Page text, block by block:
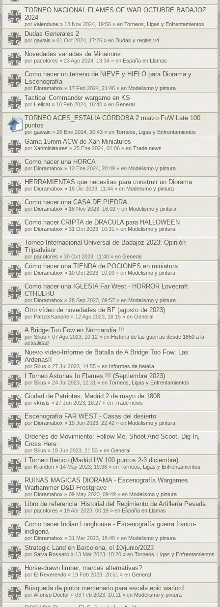
TORNEO NACIONAL FLAMES OF WAR OCTUBRE BADAJOZ
2024
por valendune » 13 Nov 2024, 19:56 » en Torneos, Ligas y Enfrentamientos
Dudas Generales 2
por gawain » 01 Oct 2024, 17:26 » en Dudas y reglas v4
Novedades variadas de Minairons
por pacofores » 23 Ago 2024, 13:34 » en España en Llamas
Como hacer un terreno de NIEVE y HIELO para Diorama y
Escenografía
por Dioramabox » 17 Feb 2024, 21:46 » en Modelismo y pintura
Tactical Commander wargame en KS
por Hellcat » 10 Feb 2024, 16:40 » en General
TORNEO ACES_ESTALIA CÓRDOBA 2 marzo FoW Late 100
puntos
por gawain » 26 Ene 2024, 20:43 » en Torneos, Ligas y Enfrentamientos
Gama 15mm ACW de Xan Miniatures
por Xanminiatures » 25 Ene 2024, 01:06 » en Trade news
Como hacer una HORCA
por Dioramabox » 12 Ene 2024, 20:49 » en Modelismo y pintura
HERRAMIENTAS que necesitas para construir un Diorama
por Dioramabox » 18 Dic 2023, 11:44 » en Modelismo y pintura
Como hacer una CASA DE PIEDRA
por Dioramabox » 18 Nov 2023, 16:02 » en Modelismo y pintura
Como hacer CRIPTA de DRACULA para HALLOWEEN
por Dioramabox » 31 Oct 2023, 10:31 » en Modelismo y pintura
Torneo Internacional Universal de Badajoz 2023: Opinión
Tripadvisor
por pacofores » 30 Oct 2023, 11:40 » en General
Cómo hacer una TIENDA de POCIONES en miniatura
por Dioramabox » 10 Oct 2023, 10:09 » en Modelismo y pintura
Como hacer una IGLESIA Far West - HORROR Lovecraft
CTHULHU
por Dioramabox » 28 Sep 2023, 09:57 » en Modelismo y pintura
Otro vídeo de novedades de BF (agosto de 2023)
por PanzerKanone » 12 Ago 2023, 18:15 » en General
A Bridge Too Fow en Normandía !!!
por Silius » 07 Ago 2023, 10:12 » en Historia de las guerras desde 1850 a la
actualidad
Nuevo video-Informe de Batalla de A Bridge Too Fow: Las
Ardenas!!
por Silius » 27 Jul 2023, 14:55 » en Informes de batalla
I Torneo Asturias In Flames !!! (Septiembre 2023)
por Silius » 24 Jul 2023, 12:31 » en Torneos, Ligas y Enfrentamientos
Ciudad de Patriotas, Madrid 2 de mayo de 1808
por vkrisis » 27 Jun 2023, 18:27 » en Trade news
Escenografía FAR WEST - Casas del desierto
por Dioramabox » 19 Jun 2023, 22:42 » en Modelismo y pintura
Ordenes de Movimiento: Follow Me, Shoot And Scoot, Dig In,
Cross Here
por Silius » 19 Jun 2023, 21:53 » en General
I Torneo Ibérico (Madrid LW 100 puntos 2-3 diciembre)
por Kranden » 14 May 2023, 19:38 » en Torneos, Ligas y Enfrentamientos
RUINAS MAGICAS DIORAMA - Escenografía Wargames
Warhammer D&D Frostgrave
por Dioramabox » 09 May 2023, 09:49 » en Modelismo y pintura
Libro de referencia: Historial del Regimiento de Artillería Pesada
por pacofores » 19 Abr 2023, 00:19 » en España en Llamas
Como hacer Indian Longhouse - Escenografía guerra franco-
indígena
por Dioramabox » 31 Mar 2023, 18:48 » en Modelismo y pintura
Strategic Land en Barcelona, el 10/junio/2023
por Salva Rossello » 13 Mar 2023, 15:20 » en Torneos, Ligas y Enfrentamientos
Horse-drawn limber, marcas alternativas?
por El Reverendo » 19 Feb 2023, 20:51 » en General
Búsqueda de pintor mercenario para escala epic warlord
por Alfonso Doctor » 03 Feb 2023, 10:11 » en Modelismo y pintura